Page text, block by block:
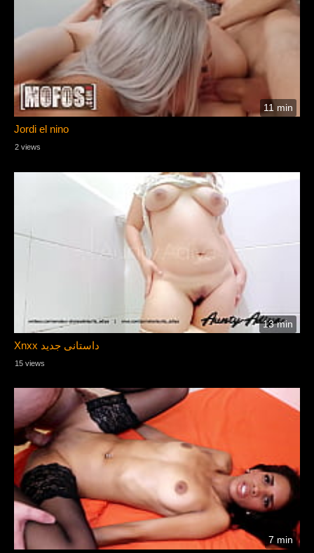
11 min
Jordi el nino
2 views
13 min
Xnxx داستانی جدید
15 views
7 min